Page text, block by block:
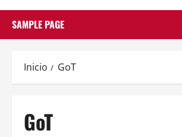
SAMPLE PAGE
Inicio GoT
GoT